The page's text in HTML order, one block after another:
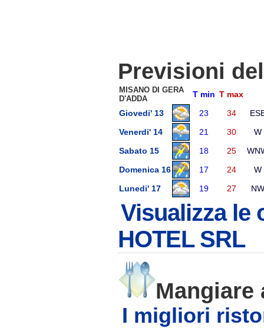
Previsioni
MISANO DI GERA
D'ADDA
T min T max
Giovedi' 13
23 34
Venerdi' 14
21 30
W
Sabato 15
18 25
Domenica 16
17 24
W
Lunedi' 17
19 27 NW
Visualizza le
HOTEL SRL
Mangiare
I migliori